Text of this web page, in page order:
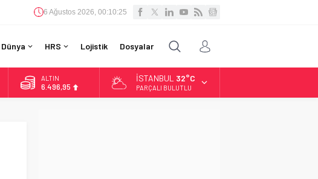
6 Ağustos 2026, 00:10:26
Dünya HRS Lojistik Dosyalar
ALTIN
6.496,95
İSTANBUL 32°C
PARÇALI BULUTLU